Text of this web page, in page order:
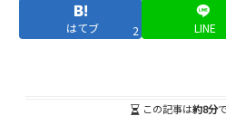
はてブ 2 LINE
この記事は約8分